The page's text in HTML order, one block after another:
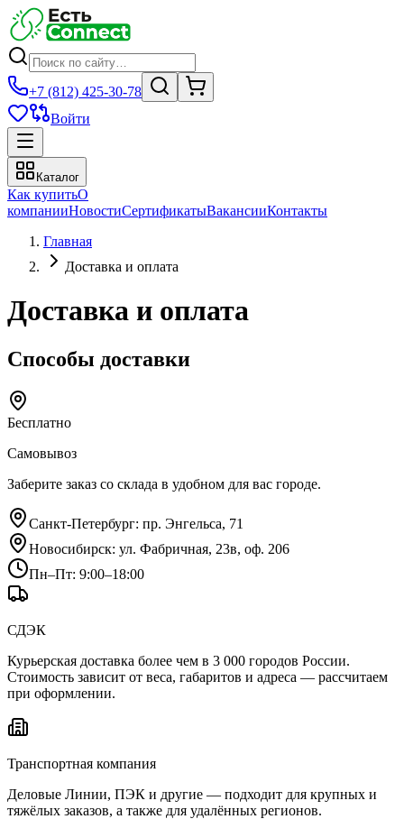
+7 (812) 425-30-78
Войти
Каталог
Как купитьО
компанииНовостиСертификатыВакансииКонтакты
Главная
Доставка и оплата
Доставка и оплата
Способы доставки
Бесплатно
Самовывоз
Заберите заказ со склада в удобном для вас городе.
Санкт-Петербург: пр. Энгельса, 71
Новосибирск: ул. Фабричная, 23в, оф. 206
Пн–Пт: 9:00–18:00
СДЭК
Курьерская доставка более чем в 3 000 городов России.
Стоимость зависит от веса, габаритов и адреса — рассчитаем
при оформлении.
Транспортная компания
Деловые Линии, ПЭК и другие — подходит для крупных и
тяжёлых заказов, а также для удалённых регионов.